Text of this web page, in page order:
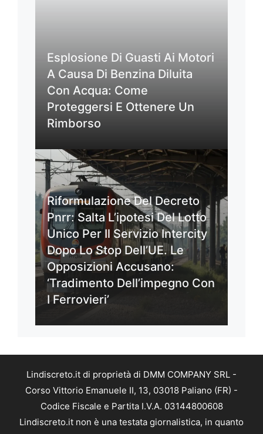
Esplosione Di Guasti Ai Motori
A Causa Di Benzina Diluita
Con Acqua: Come
Proteggersi E Ottenere Un
Rimborso
Riformulazione Del Decreto
Pnrr: Salta L’ipotesi Del Lotto
Unico Per Il Servizio Intercity
Dopo Lo Stop Dell’UE. Le
Opposizioni Accusano:
‘Tradimento Dell’impegno Con
I Ferrovieri’
Lindiscreto.it di proprietà di DMM COMPANY SRL -
Corso Vittorio Emanuele II, 13, 03018 Paliano (FR) -
Codice Fiscale e Partita I.V.A. 03144800608
Lindiscreto.it non è una testata giornalistica, in quanto